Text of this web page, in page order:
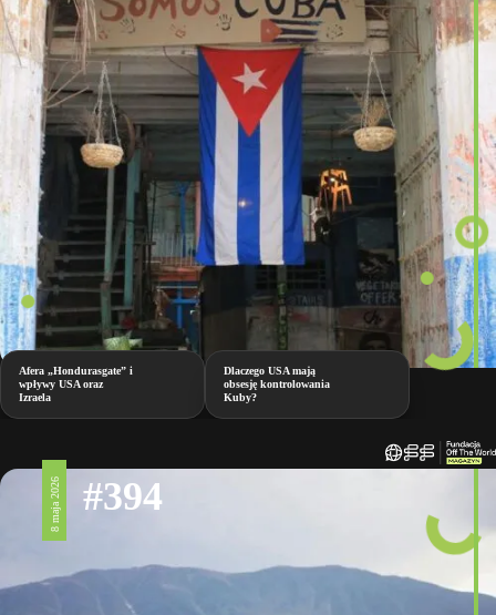
Afera „Hondurasgate” i
wpływy USA oraz
Izraela
Dlaczego USA mają
obsesję kontrolowania
Kuby?
8 maja 2026 #394